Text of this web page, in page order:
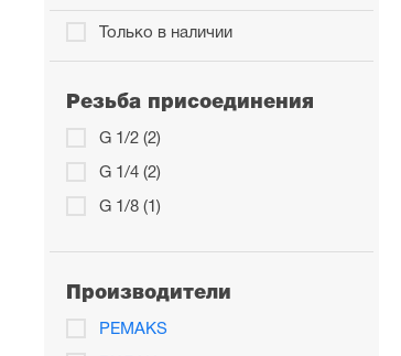
Только в наличии
Резьба присоединения
G 1/2 (2)
G 1/4 (2)
G 1/8 (1)
Производители
PEMAKS